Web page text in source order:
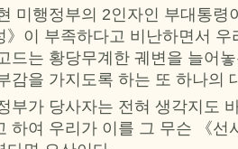
미행정부의 2인자인 부대통령
》이 부족하다고 비난하면서
드는 황당무계한 궤변을 늘어
감을 가지도록 하는 또 하나의
부가 당사자는 전혀 생각지도
하여 우리가 이를 그 무슨 《선